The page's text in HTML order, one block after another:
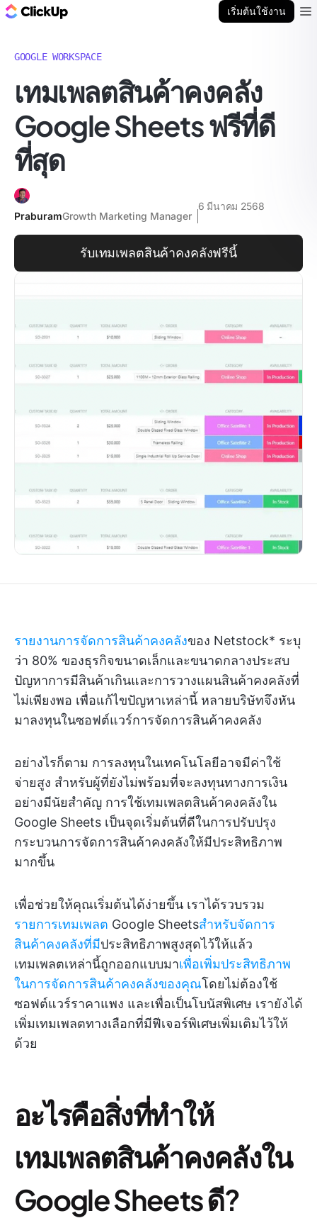
เริ่มต้นใช้งาน
GOOGLE WORKSPACE
เทมเพลตสินค้าคงคลัง
Google Sheets ฟรีที่ดี
ที่สุด
PraburamGrowth Marketing Manager
6 มีนาคม 2568
รับเทมเพลตสินค้าคงคลังฟรีนี้
รายงานการจัดการสินค้าคงคลังของ Netstock* ระบุ
ว่า 80% ของธุรกิจขนาดเล็กและขนาดกลางประสบ
ปัญหาการมีสินค้าเกินและการวางแผนสินค้าคงคลังที่
ไม่เพียงพอ เพื่อแก้ไขปัญหาเหล่านี้ หลายบริษัทจึงหัน
มาลงทุนในซอฟต์แวร์การจัดการสินค้าคงคลัง
อย่างไรก็ตาม การลงทุนในเทคโนโลยีอาจมีค่าใช้
จ่ายสูง สำหรับผู้ที่ยังไม่พร้อมที่จะลงทุนทางการเงิน
อย่างมีนัยสำคัญ การใช้เทมเพลตสินค้าคงคลังใน
Google Sheets เป็นจุดเริ่มต้นที่ดีในการปรับปรุง
กระบวนการจัดการสินค้าคงคลังให้มีประสิทธิภาพ
มากขึ้น
เพื่อช่วยให้คุณเริ่มต้นได้ง่ายขึ้น เราได้รวบรวม
รายการเทมเพลต Google Sheetsสำหรับจัดการ
สินค้าคงคลังที่มีประสิทธิภาพสูงสุดไว้ให้แล้ว
เทมเพลตเหล่านี้ถูกออกแบบมาเพื่อเพิ่มประสิทธิภาพ
ในการจัดการสินค้าคงคลังของคุณโดยไม่ต้องใช้
ซอฟต์แวร์ราคาแพง และเพื่อเป็นโบนัสพิเศษ เรายังได้
เพิ่มเทมเพลตทางเลือกที่มีฟีเจอร์พิเศษเพิ่มเติมไว้ให้
ด้วย
อะไรคือสิ่งที่ทำให้
เทมเพลตสินค้าคงคลังใน
Google Sheets ดี?